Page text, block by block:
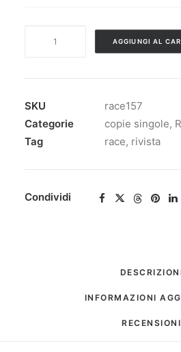
157
quantità
AGGIUNGI AL
SKU
race157
Categorie
copie singole,
Tag
race, rivista
Condividi
INFORMAZIONI
RECENSIONI